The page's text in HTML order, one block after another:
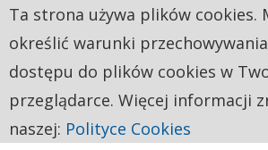
Ta strona używa plików cookies.
określić warunki
dostępu do plików cookies w
przeglądarce. Więcej informacji
naszej: Polityce Cookies